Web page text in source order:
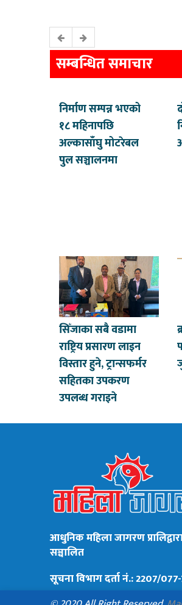
सम्बन्धित समाचार
निर्माण सम्पन्न भएको
१८ महिनापछि
अल्कासाँघु मोटरेबल
पुल सञ्चालनमा
सिँजाका सबै वडामा
राष्ट्रिय प्रसारण लाइन
विस्तार हुने, ट्रान्सफर्मर
सहितका उपकरण
उपलब्ध गराइने
आधुनिक महिला जागरण
सञ्चालित
सूचना विभाग दर्ता नं.: 2207/